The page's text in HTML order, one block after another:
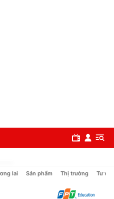
lai Sản phẩm Thị trường Tư vấn